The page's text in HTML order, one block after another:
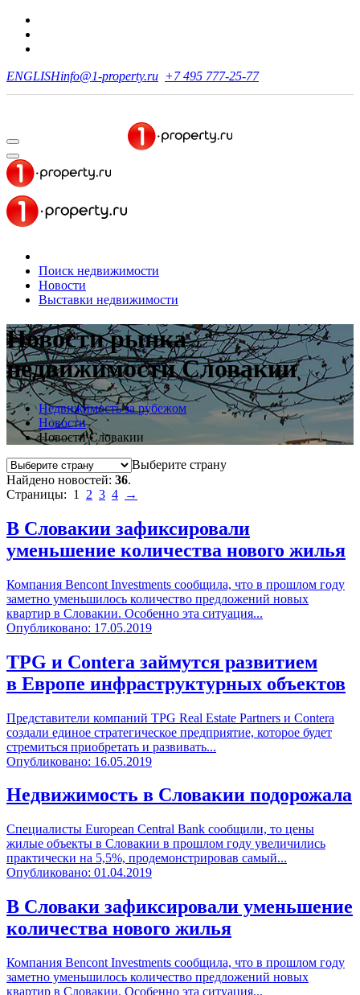
ENGLISHinfo@1-property.ru +7 495 777-25-77
Поиск недвижимости
Новости
Выставки недвижимости
Новости рынка
недвижимости Словакии
Недвижимость за рубежом
Новости
Новости Словакии
Выберите страну
Найдено новостей: 36.
Страницы: 1 2 3 4 →
В Словакии зафиксировали
уменьшение количества нового жилья
Компания Bencont Investments сообщила, что в прошлом году
заметно уменьшилось количество предложений новых
квартир в Словакии. Особенно эта ситуация...
Опубликовано: 17.05.2019
TPG и Contera займутся развитием
в Европе инфраструктурных объектов
Представители компаний TPG Real Estate Partners и Contera
создали единое стратегическое предприятие, которое будет
стремиться приобретать и развивать...
Опубликовано: 16.05.2019
Недвижимость в Словакии подорожала
Специалисты European Central Bank сообщили, то цены
жилые объекты в Словакии в прошлом году увеличились
практически на 5,5%, продемонстрировав самый...
Опубликовано: 01.04.2019
В Словаки зафиксировали уменьшение
количества нового жилья
Компания Bencont Investments сообщила, что в прошлом году
заметно уменьшилось количество предложений новых
квартир в Словакии. Особенно эта ситуация...